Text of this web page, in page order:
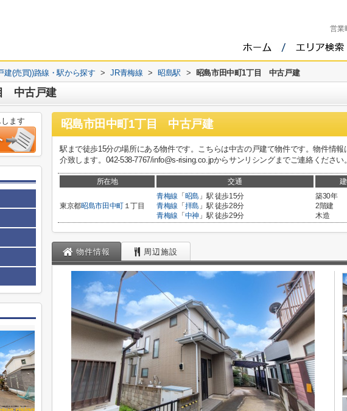
営業
建(売買))路線・駅から探す > JR青梅線 > 昭島駅 > 昭島市田中町1丁目 中古戸建
中古戸建
昭島市田中町1丁目 中古戸建
駅まで徒歩15分の場所にある物件です。こちらは中古の戸建て物件です。物件情
介致します。042-538-7767/info@s-rising.co.jpからサンリシングまでご連絡ください。
所在地 交通
東京都昭島市田中町１丁目
青梅線 「 昭島 」駅 徒歩15分
青梅線 「 拝島 」駅 徒歩28分
青梅線 「 中神」駅 徒歩29分
築30年
2階建
木造
物件情報 周辺施設
ます